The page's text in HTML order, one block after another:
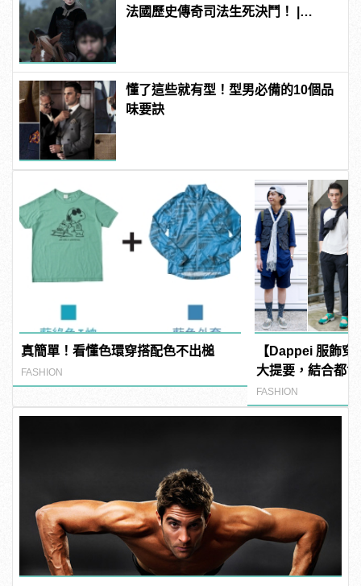
法國歷史傳奇司法生死決鬥！ |
懂了這些就有型！型男必備的10個品
味要訣
真簡單！看懂色環穿搭配色不出槌
FASHION
【Dappei 服飾穿
大提要，結合都
FASHION